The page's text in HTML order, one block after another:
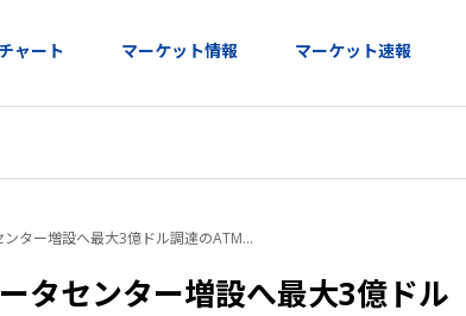
チャート マーケット情報 マーケット速報
ター増設へ最大3億ドル調達のATM...
センター増設へ最大3億ドル